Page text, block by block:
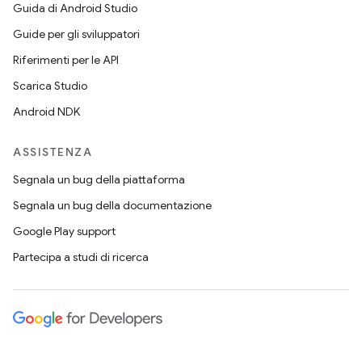
Guida di Android Studio
Guide per gli sviluppatori
Riferimenti per le API
Scarica Studio
Android NDK
ASSISTENZA
Segnala un bug della piattaforma
Segnala un bug della documentazione
Google Play support
Partecipa a studi di ricerca